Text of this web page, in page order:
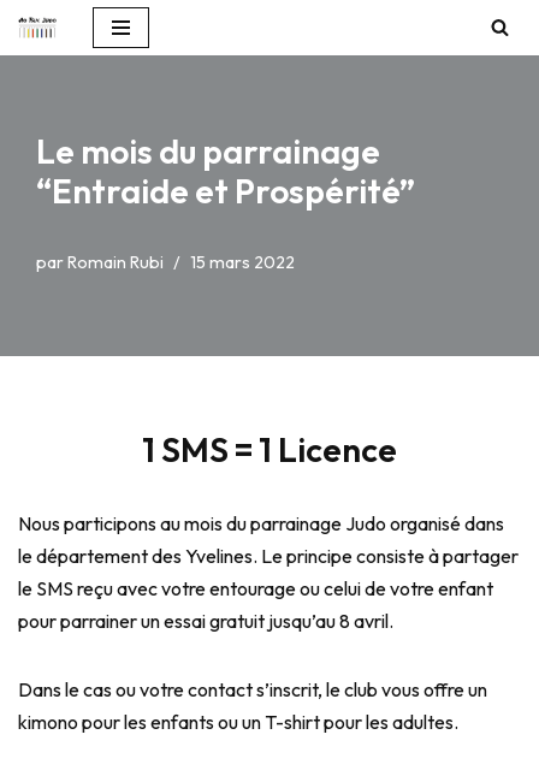
Le mois du parrainage
“Entraide et Prospérité”
parRomain Rubi 15 mars 2022
1 SMS = 1 Licence
Nous participons au mois du parrainage Judo organisé dans
le département des Yvelines. Le principe consiste à partager
le SMS reçu avec votre entourage ou celui de votre enfant
pour parrainer un essai gratuit jusqu’au 8 avril.
Dans le cas ou votre contact s’inscrit, le club vous offre un
kimono pour les enfants ou un T-shirt pour les adultes.